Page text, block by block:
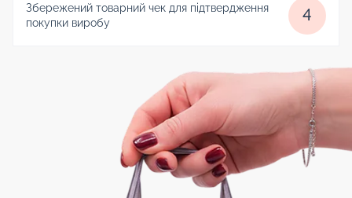
Збережений товарний чек для підтвердження
покупки виробу
4